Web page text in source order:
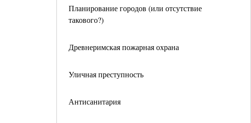
Планирование городов (или отсутствие
такового?)
Древнеримская пожарная охрана
Уличная преступность
Антисанитария